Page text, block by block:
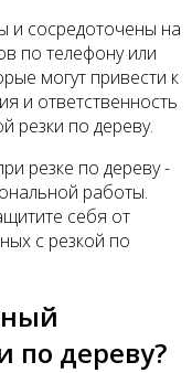
и сосредоточены на
по телефону или
могут привести к
и ответственность
резки по дереву.
резке по дереву -
работы.
себя от
с резкой по
по дереву?